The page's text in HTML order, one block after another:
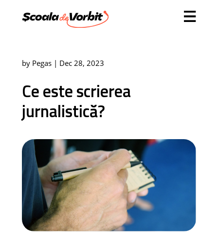
Ce este scrierea
jurnalistică?
by Pegas| Dec 28, 2023